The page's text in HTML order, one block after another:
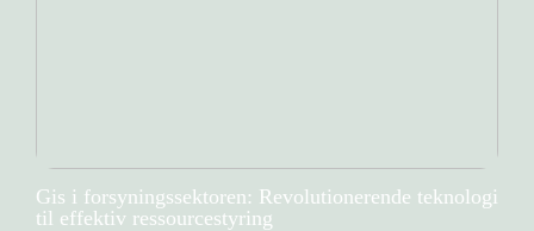
Gis i forsyningssektoren: Revolutionerende teknologi
til effektiv ressourcestyring